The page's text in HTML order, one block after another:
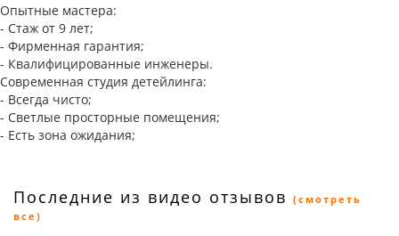
Опытные мастера:
- Стаж от 9 лет;
- Фирменная гарантия;
- Квалифицированные инженеры.
Современная студия детейлинга:
- Всегда чисто;
- Светлые просторные помещения;
- Есть зона ожидания;
Последние из видео отзывов (смотреть
все)